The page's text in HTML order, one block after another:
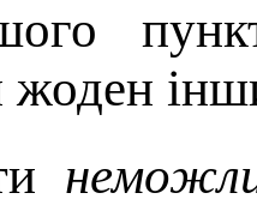
жоден